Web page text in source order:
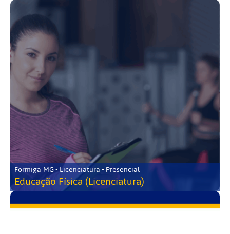
Formiga-MG • Licenciatura • Presencial
Educação Física (Licenciatura)